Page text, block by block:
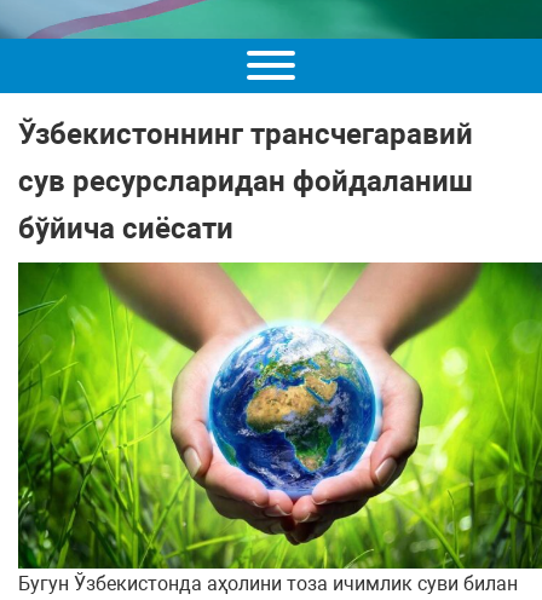
Ўзбекистоннинг трансчегаравий
сув ресурсларидан фойдаланиш
бўйича сиёсати
Бугун Ўзбекистонда аҳолини тоза ичимлик суви билан